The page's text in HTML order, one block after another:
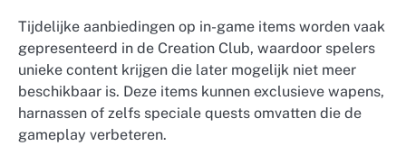
Tijdelijke aanbiedingen op in-game items worden vaak
gepresenteerd in de Creation Club, waardoor spelers
unieke content krijgen die later mogelijk niet meer
beschikbaar is. Deze items kunnen exclusieve wapens,
harnassen of zelfs speciale quests omvatten die de
gameplay verbeteren.